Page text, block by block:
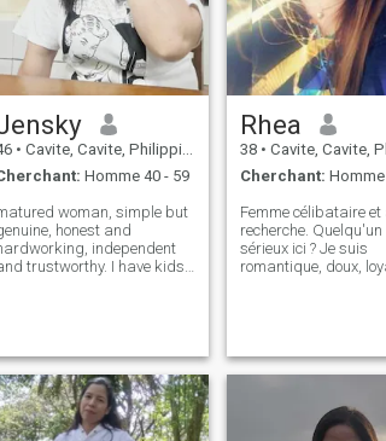
• Cavite, Cavite, Philippines
Homme 40 - 59
woman, simple but
honest and
independent
trustworthy. I have kids
one man woman. And I
the value of
Rhea
38 • Cavite, Cavite,
Cherchant:
Femme célibataire et
recherche. Quelqu'un
sérieux ici ? Je suis
romantique, doux,
chanter et danser
Je vous apprendrai
avez des questions,
pas à demander.